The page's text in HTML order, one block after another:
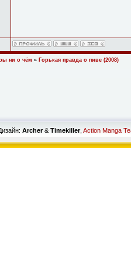
ни о чём » Горькая правда о пиве (2008)
Archer&Timekiller,Action Manga